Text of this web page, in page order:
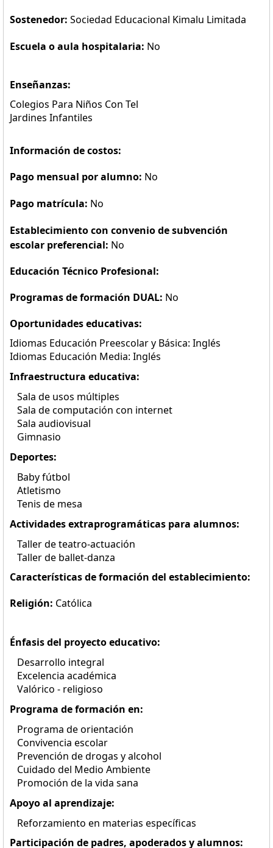
Sostenedor: Sociedad Educacional Kimalu Limitada
Escuela o aula hospitalaria: No
Enseñanzas:
Colegios Para Niños Con Tel
Jardines Infantiles
Información de costos:
Pago mensual por alumno: No
Pago matrícula: No
Establecimiento con convenio de subvención
escolar preferencial: No
Educación Técnico Profesional:
Programas de formación DUAL: No
Oportunidades educativas:
Idiomas Educación Preescolar y Básica: Inglés
Idiomas Educación Media: Inglés
Infraestructura educativa:
Sala de usos múltiples
Sala de computación con internet
Sala audiovisual
Gimnasio
Deportes:
Baby fútbol
Atletismo
Tenis de mesa
Actividades extraprogramáticas para alumnos:
Taller de teatro-actuación
Taller de ballet-danza
Características de formación del establecimiento:
Religión: Católica
Énfasis del proyecto educativo:
Desarrollo integral
Excelencia académica
Valórico - religioso
Programa de formación en:
Programa de orientación
Convivencia escolar
Prevención de drogas y alcohol
Cuidado del Medio Ambiente
Promoción de la vida sana
Apoyo al aprendizaje:
Reforzamiento en materias específicas
Participación de padres, apoderados y alumnos: